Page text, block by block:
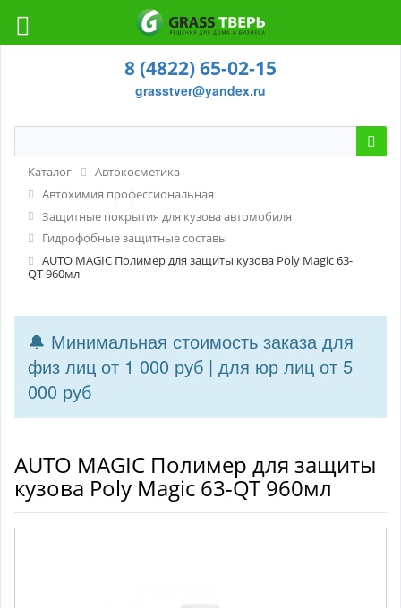
8 (4822) 65-02-15
grasstver@yandex.ru
Каталог
Автокосметика
Автохимия профессиональная
Защитные покрытия для кузова автомобиля
Гидрофобные защитные составы
AUTO MAGIC Полимер для защиты кузова Poly Magic 63-
QT 960мл
🔔 Минимальная стоимость заказа для
физ лиц от 1 000 руб | для юр лиц от 5
000 руб
AUTO MAGIC Полимер для защиты
кузова Poly Magic 63-QT 960мл